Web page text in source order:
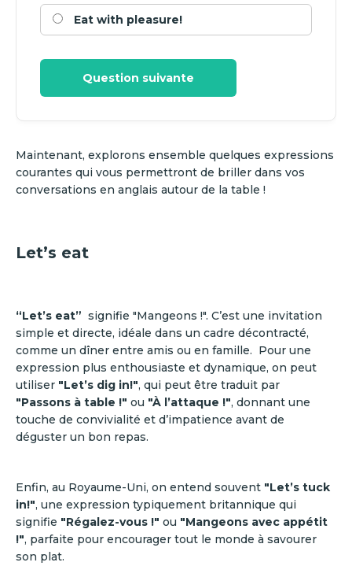
Eat with pleasure!
Question suivante
Maintenant, explorons ensemble quelques expressions
courantes qui vous permettront de briller dans vos
conversations en anglais autour de la table !
Let’s eat
“Let’s eat” signifie "Mangeons !". C’est une invitation
simple et directe, idéale dans un cadre décontracté,
comme un dîner entre amis ou en famille. Pour une
expression plus enthousiaste et dynamique, on peut
utiliser "Let’s dig in!", qui peut être traduit par
"Passons à table !" ou "À l’attaque !", donnant une
touche de convivialité et d’impatience avant de
déguster un bon repas.
Enfin, au Royaume-Uni, on entend souvent "Let’s tuck
in!", une expression typiquement britannique qui
signifie "Régalez-vous !" ou "Mangeons avec appétit
!", parfaite pour encourager tout le monde à savourer
son plat.